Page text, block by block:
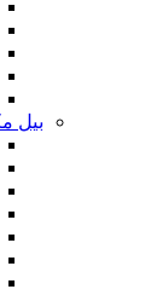
بیل